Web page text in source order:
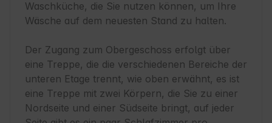
Waschküche, die Sie nutzen können, um Ihre
Wäsche auf dem neuesten Stand zu halten.
Der Zugang zum Obergeschoss erfolgt über
eine Treppe, die die verschiedenen Bereiche der
unteren Etage trennt, wie oben erwähnt, es ist
eine Treppe mit zwei Körpern, die Sie zu einer
Nordseite und einer Südseite bringt, auf jeder